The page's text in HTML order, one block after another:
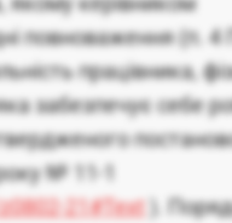
повноваження (п.
працівника,
забезпечує себе
№ 11-1
21#Text ).